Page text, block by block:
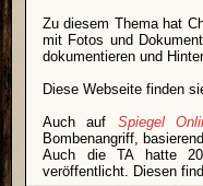
Zu diesem Thema hat
mit Fotos und
dokumentieren und
Diese Webseite finden
Auch auf Spiegel
Bombenangriff,
Auch die TA hatte
veröffentlicht. Diesen